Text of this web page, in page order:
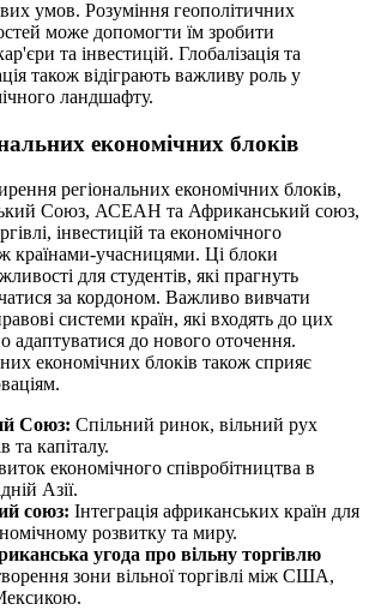
умов. Розуміння геополітичних
може допомогти їм зробити
та інвестицій. Глобалізація та
також відіграють важливу роль у
ландшафту.
економічних блоків
регіональних економічних блоків,
Союз, АСЕАН та Африканський союз,
інвестицій та економічного
країнами-учасницями. Ці блоки
для студентів, які прагнуть
за кордоном. Важливо вивчати
системи країн, які входять до цих
адаптуватися до нового оточення.
економічних блоків також сприяє
Союз: Спільний ринок, вільний рух
та капіталу.
економічного співробітництва в
Азії.
союз: Інтеграція африканських країн для
розвитку та миру.
угода про вільну торгівлю
зони вільної торгівлі між США,